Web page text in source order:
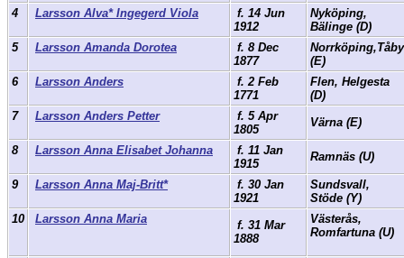
4
Larsson Alva* Ingegerd Viola
f. 14 Jun
1912
Nyköping,
Bälinge (D)
5
Larsson Amanda Dorotea
f. 8 Dec
1877
Norrköping,Tåby
(E)
6
Larsson Anders
f. 2 Feb
1771
Flen, Helgesta
(D)
7
Larsson Anders Petter
f. 5 Apr
1805
Värna (E)
8 Larsson Anna Elisabet Johanna
f. 11 Jan
1915
Ramnäs (U)
9 Larsson Anna Maj-Britt*
f. 30 Jan
1921
Sundsvall,
Stöde (Y)
10
Larsson Anna Maria
f. 31 Mar
1888
Västerås,
Romfartuna (U)